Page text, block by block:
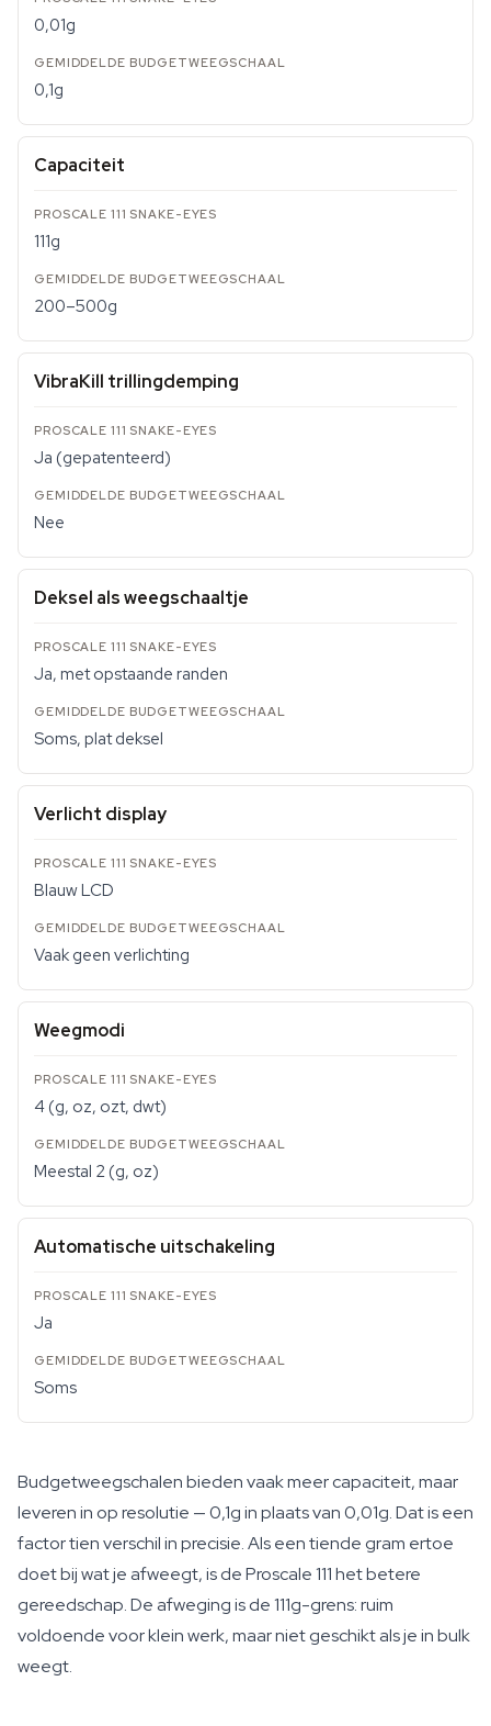
0,01g
0,1g
Capaciteit
111g
200–500g
VibraKill trillingdemping
Ja (gepatenteerd)
Nee
Deksel als weegschaaltje
Ja, met opstaande randen
Soms, plat deksel
Verlicht display
Blauw LCD
Vaak geen verlichting
Weegmodi
4 (g, oz, ozt, dwt)
Meestal 2 (g, oz)
Automatische uitschakeling
Ja
Soms
Budgetweegschalen bieden vaak meer capaciteit, maar
leveren in op resolutie — 0,1g in plaats van 0,01g. Dat is een
factor tien verschil in precisie. Als een tiende gram ertoe
doet bij wat je afweegt, is de Proscale 111 het betere
gereedschap. De afweging is de 111g-grens: ruim
voldoende voor klein werk, maar niet geschikt als je in bulk
weegt.